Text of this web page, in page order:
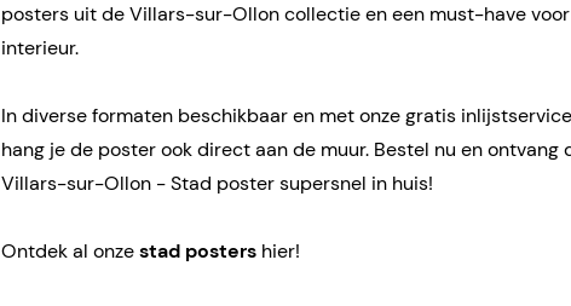
posters uit de Villars-sur-Ollon collectie en een must-have
interieur.
In diverse formaten beschikbaar en met onze gratis inlijstservice
hang je de poster ook direct aan de muur. Bestel nu en ontvang
Villars-sur-Ollon - Stad poster supersnel in huis!
Ontdek al onzestad posters hier!